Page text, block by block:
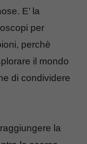
E’ la
per
perchè
il mondo
di condividere
la